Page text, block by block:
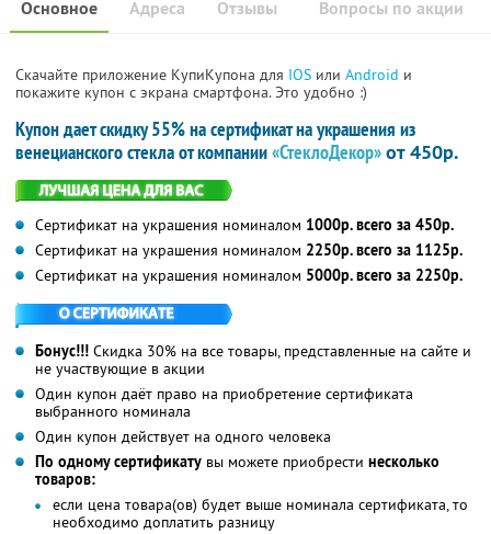
Основное Отзывы Вопросы по акции
Адреса
Скачайте приложение КупиКупона для IOS или Android и
покажите купон с экрана смартфона. Это удобно :)
Купон дает скидку 55% на сертификат на украшения из
венецианского стекла от компании«СтеклоДекор»от 450р.
Сертификат на украшения номиналом 1000р. всего за 450р.
Сертификат на украшения номиналом 2250р. всего за 1125р.
Сертификат на украшения номиналом 5000р. всего за 2250р.
Бонус!!! Скидка 30% на все товары, представленные на сайте и
не участвующие в акции
Один купон даёт право на приобретение сертификата
выбранного номинала
Один купон действует на одного человека
По одному сертификату вы можете приобрести несколько
товаров:
если цена товара(ов) будет выше номинала сертификата, то
необходимо доплатить разницу